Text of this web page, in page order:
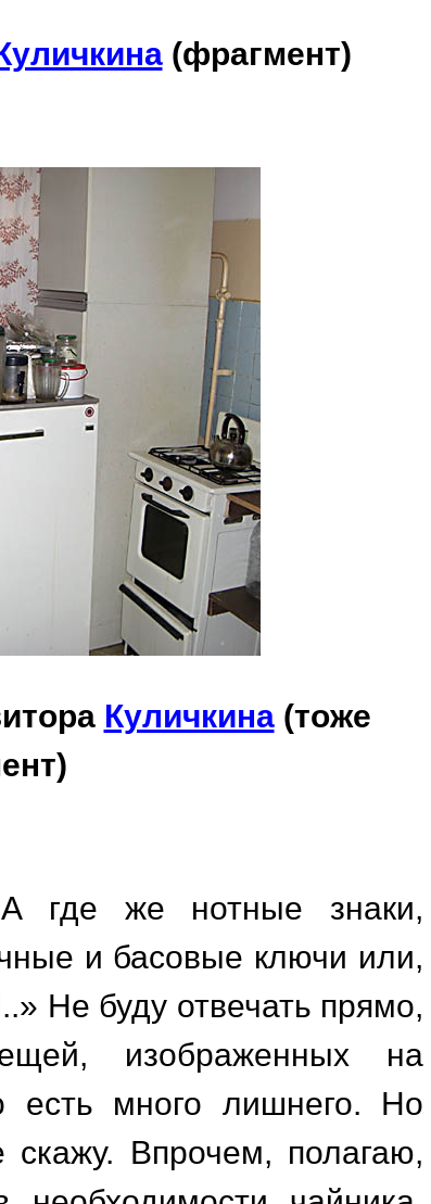
(фрагмент)
Куличкина(тоже
где же нотные знаки,
и басовые ключи или,
Не буду отвечать прямо,
изображенных на
есть много лишнего. Но
Впрочем, полагаю,